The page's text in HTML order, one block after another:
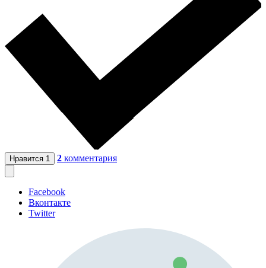
Нравится 1 2 комментария
Facebook
Вконтакте
Twitter